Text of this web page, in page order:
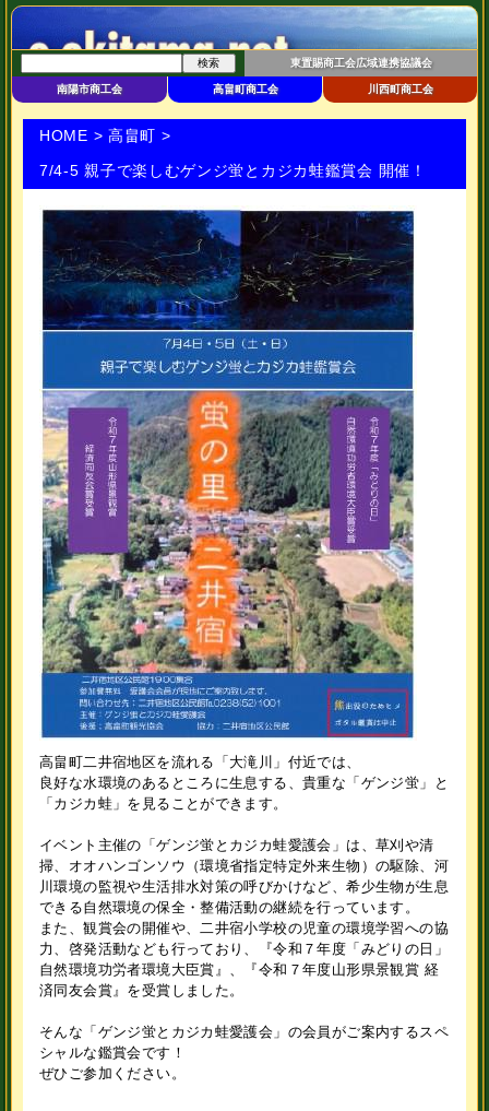
南陽市商工会 高畠町商工会 川西町商工会
東置賜商工会広域連携協議会
HOME > 高畠町 >
7/4-5 親子で楽しむゲンジ蛍とカジカ蛙鑑賞会 開催！
高畠町二井宿地区を流れる「大滝川」付近では、
良好な水環境のあるところに生息する、貴重な「ゲンジ蛍」と
「カジカ蛙」を見ることができます。
イベント主催の「ゲンジ蛍とカジカ蛙愛護会」は、草刈や清
掃、オオハンゴンソウ（環境省指定特定外来生物）の駆除、河
川環境の監視や生活排水対策の呼びかけなど、希少生物が生息
できる自然環境の保全・整備活動の継続を行っています。
また、観賞会の開催や、二井宿小学校の児童の環境学習への協
力、啓発活動なども行っており、『令和７年度「みどりの日」
自然環境功労者環境大臣賞』、『令和７年度山形県景観賞 経
済同友会賞』を受賞しました。
そんな「ゲンジ蛍とカジカ蛙愛護会」の会員がご案内するスペ
シャルな鑑賞会です！
ぜひご参加ください。